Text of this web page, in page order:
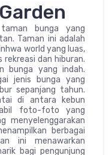
bunga yang
Taman ini adalah
world yang luas,
dan hiburan.
bunga yang indah.
jenis bunga yang
sepanjang tahun.
di antara kebun
foto-foto yang
menyelenggarakan
berbagai
ini menawarkan
bagi pengunjung